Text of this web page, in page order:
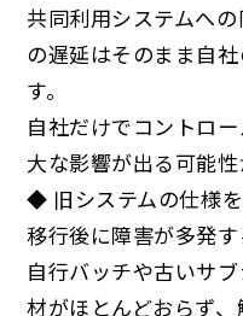
共同利用システムへ
の遅延はそのまま自
す。
自社だけでコントロ
大な影響が出る可能性
◆ 旧システムの仕様を
移行後に障害が多発す
自行バッチや古いサ
材がほとんどおらず